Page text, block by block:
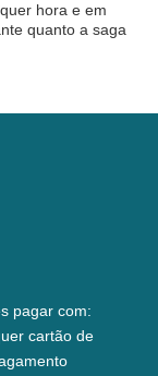
hora e em
quanto a saga
pagar com:
cartão de